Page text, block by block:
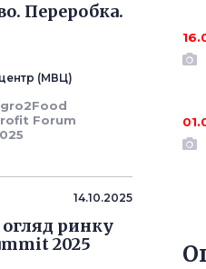
Переробка.
(МВЦ)
Forum
14.10.2025
ринку
2025